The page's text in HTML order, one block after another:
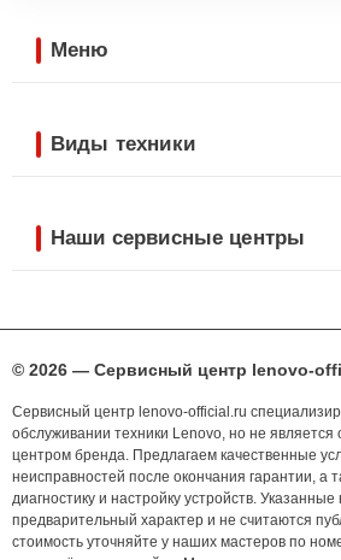
Меню
Виды техники
Наши сервисные центры
© 2026 — Сервисный центр lenovo-
Сервисный центр lenovo-official.ru
обслуживании техники Lenovo, но не
центром бренда. Предлагаем качественные
неисправностей после окончания гарантии, а
диагностику и настройку устройств.
предварительный характер и не считаются
стоимость уточняйте у наших мастеров по